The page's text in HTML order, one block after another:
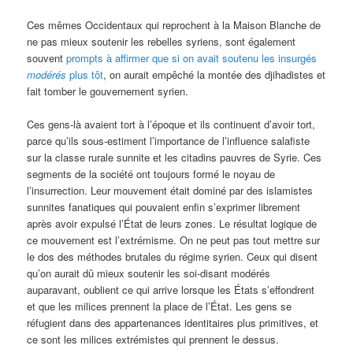
Ces mêmes Occidentaux qui reprochent à la Maison Blanche de
ne pas mieux soutenir les rebelles syriens, sont également
souventprompts à affirmer que si on avait soutenu les insurgés
modérés plus tôt, on aurait empêché la montée des djihadistes et
fait tomber le gouvernement syrien.
Ces gens-là avaient tort à l’époque et ils continuent d’avoir tort,
parce qu’ils sous-estiment l’importance de l’influence salafiste
sur la classe rurale sunnite et les citadins pauvres de Syrie. Ces
segments de la société ont toujours formé le noyau de
l’insurrection. Leur mouvement était dominé par des islamistes
sunnites fanatiques qui pouvaient enfin s’exprimer librement
après avoir expulsé l’État de leurs zones. Le résultat logique de
ce mouvement est l’extrémisme. On ne peut pas tout mettre sur
le dos des méthodes brutales du régime syrien. Ceux qui disent
qu’on aurait dû mieux soutenir les soi-disant modérés
auparavant, oublient ce qui arrive lorsque les États s’effondrent
et que les milices prennent la place de l’État. Les gens se
réfugient dans des appartenances identitaires plus primitives, et
ce sont les milices extrémistes qui prennent le dessus.